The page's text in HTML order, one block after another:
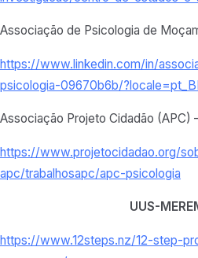
Associação de Psicologia de
https://www.linkedin.com/in/
psicologia-09670b6b/
Associação Projeto Cidadão (APC)
https://www.projetocidadao.org/
apc/trabalhosapc/apc-psicologia
UUS-
https://www.12steps.nz/12-step-